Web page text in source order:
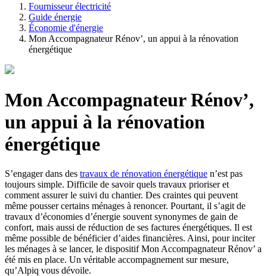
Fournisseur électricité
Guide énergie
Économie d'énergie
Mon Accompagnateur Rénov’, un appui à la rénovation
énergétique
Mon Accompagnateur Rénov’,
un appui à la rénovation
énergétique
S’engager dans des travaux de rénovation énergétique n’est pas
toujours simple. Difficile de savoir quels travaux prioriser et
comment assurer le suivi du chantier. Des craintes qui peuvent
même pousser certains ménages à renoncer. Pourtant, il s’agit de
travaux d’économies d’énergie souvent synonymes de gain de
confort, mais aussi de réduction de ses factures énergétiques. Il est
même possible de bénéficier d’aides financières. Ainsi, pour inciter
les ménages à se lancer, le dispositif Mon Accompagnateur Rénov’ a
été mis en place. Un véritable accompagnement sur mesure,
qu’Alpiq vous dévoile.